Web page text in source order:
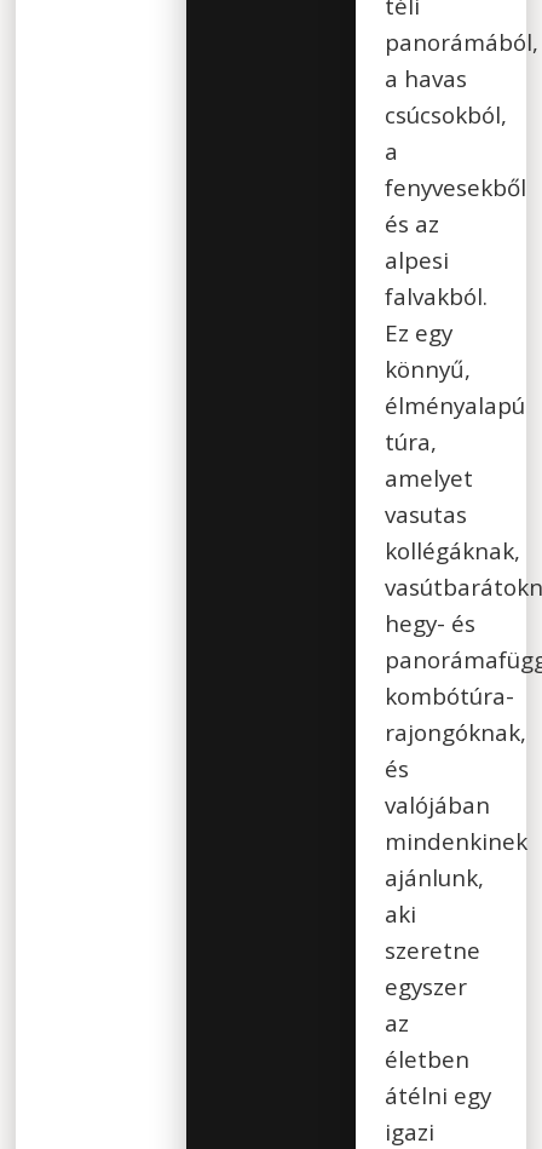
panorámából,
a havas
csúcsokból,
a
fenyvesekből
és az
alpesi
falvakból.
Ez egy
könnyű,
élményalapú
túra,
amelyet
vasutas
kollégáknak,
hegy- és
kombótúra-
rajongóknak,
és
valójában
mindenkinek
ajánlunk,
aki
szeretne
egyszer
az
életben
átélni egy
igazi